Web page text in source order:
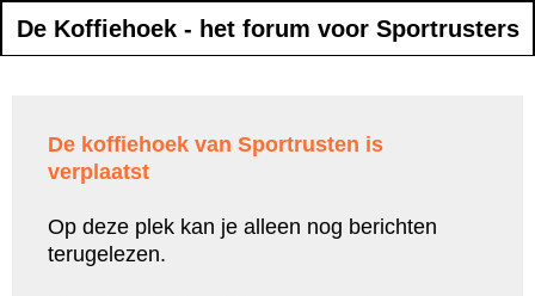
De Koffiehoek - het forum voor Sportrusters
De koffiehoek van Sportrusten is
verplaatst
Op deze plek kan je alleen nog berichten
terugelezen.